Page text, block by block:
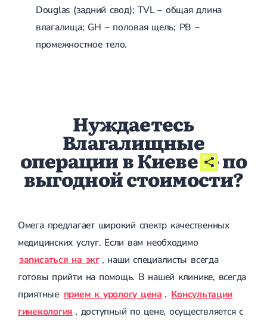
Киста щитовидной железы
Метаболический синдром
Ожирение
Надпочечниковая недостаточность (болезнь Аддисона)
Реабилитация после вывиха
Реабилитация после эндопротезирования
Реабилитация после артроскопии
Лечебная физкультура
Дерматология
Douglas (задний свод); TVL – общая длина
влагалища; GH – половая щель; PB –
промежностное тело.
Нуждаетесь
Влагалищные
операции в Киеве - по
выгодной стоимости?
Омега предлагает широкий спектр качественных
медицинских услуг. Если вам необходимо
записаться на экг , наши специалисты всегда
готовы прийти на помощь. В нашей клинике, всегда
приятные прием к урологу цена . Консультации
гинекология , доступный по цене, осуществляется с